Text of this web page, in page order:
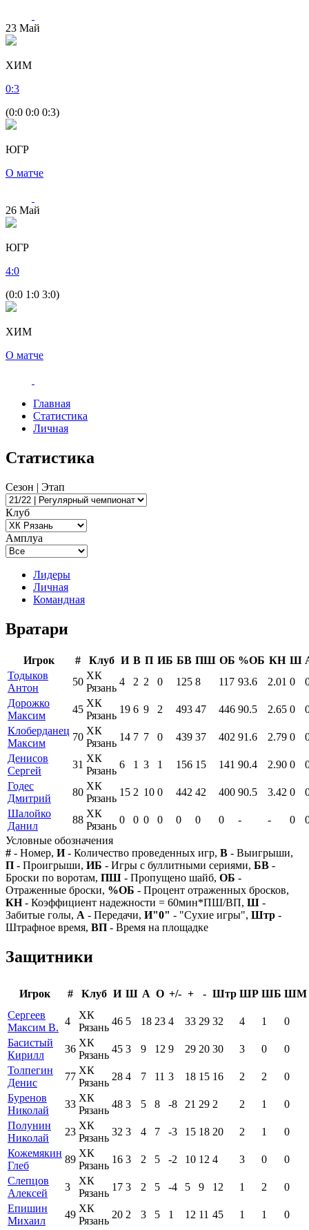
23 Май
ХИМ
0:3
(0:0 0:0 0:3)
ЮГР
О матче
26 Май
ЮГР
4:0
(0:0 1:0 3:0)
ХИМ
О матче
Главная
Статистика
Личная
Статистика
Сезон | Этап
Клуб
Амплуа
Лидеры
Личная
Командная
Вратари
Игрок # Клуб И В П ИБ БВ ПШ ОБ %ОБ КН Ш
Тодыков
Антон
50
ХК
Рязань
4 2 2 0 125 8 117 93.6 2.01 0
Дорожко
Максим
45
ХК
Рязань
19 6 9 2 493 47 446 90.5 2.65 0
Клоберданец
Максим
70
ХК
Рязань
14 7 7 0 439 37 402 91.6 2.79 0
Денисов
Сергей
31
ХК
Рязань
6 1 3 1 156 15 141 90.4 2.90 0
Годес
Дмитрий
80
ХК
Рязань
15 2 10 0 442 42 400 90.5 3.42 0
Шалойко
Данил
88
ХК
Рязань
0 0 0 0 0 0 0 - - 0
Условные обозначения
# - Номер, И- Количество проведенных игр, В - Выигрыши,
П - Проигрыши, ИБ - Игры с буллитными сериями, БВ -
Броски по воротам, ПШ - Пропущено шайб, ОБ -
Отраженные броски, %ОБ - Процент отраженных бросков,
КН- Коэффициент надежности = 60мин*ПШ/ВП, Ш -
Забитые голы, А - Передачи, И"0" - "Сухие игры", Штр -
Штрафное время, ВП - Время на площадке
Защитники
Игрок # Клуб И Ш А О +/- + - Штр ШР ШБ ШМ
Сергеев
Максим В.
4
ХК
Рязань
46 5 18 23 4 33 29 32 4 1
0
Басистый
Кирилл
36
ХК
Рязань
45 3 9 12 9 29 20 30 3 0
0
Толпегин
Денис
77
ХК
Рязань
28 4 7 11 3 18 15 16 2 2
0
Буренов
Николай
33
ХК
Рязань
48 3 5 8 -8 21 29 2 2 1
0
Полунин
Николай
23
ХК
Рязань
32 3 4 7 -3 15 18 20 2 1
0
Кожемякин
Глеб
89
ХК
Рязань
16 3 2 5 -2 10 12 4 3 0
0
Слепцов
Алексей
3
ХК
Рязань
17 3 2 5 -4 5 9 12 1 2
0
Епишин
Михаил
49
ХК
Рязань
20 2 3 5 1 12 11 45 1 1 0